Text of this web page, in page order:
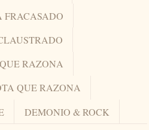
FRACASADO
RAZONA
QUE RAZONA
DEMONIO & ROCK